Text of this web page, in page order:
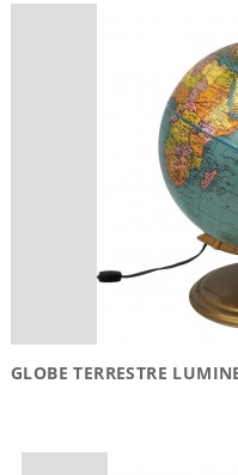
GLOBE TERRESTRE